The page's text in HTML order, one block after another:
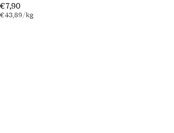
Regulärer
Preis
€7,90
Stückpreis
€43,89/pro
kg